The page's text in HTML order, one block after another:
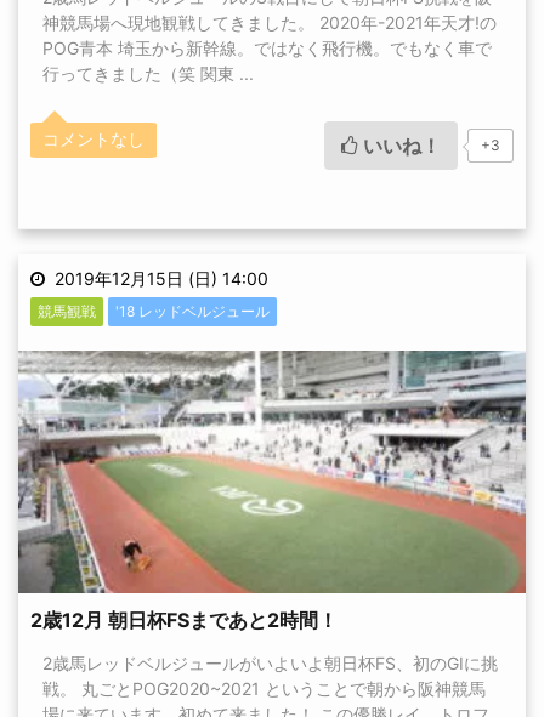
神競馬場へ現地観戦してきました。 2020年-2021年天才!の
POG青本 埼玉から新幹線。ではなく飛行機。でもなく車で
行ってきました（笑 関東 ...
コメントなし いいね！ +3
2019年12月15日 (日) 14:00
競馬観戦 '18 レッドベルジュール
2歳12月 朝日杯FSまであと2時間！
2歳馬レッドベルジュールがいよいよ朝日杯FS、初のGⅠに挑
戦。 丸ごとPOG2020~2021 ということで朝から阪神競馬